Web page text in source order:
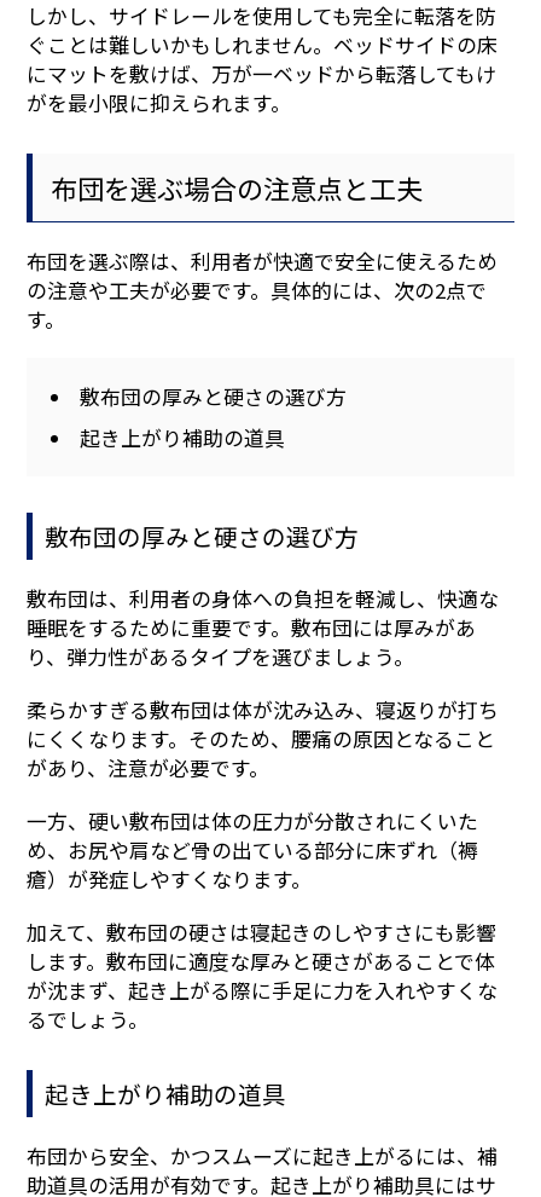
しかし、サイドレールを使用しても完全に転落を防
ぐことは難しいかもしれません。ベッドサイドの床
にマットを敷けば、万が一ベッドから転落してもけ
がを最小限に抑えられます。
布団を選ぶ場合の注意点と工夫
布団を選ぶ際は、利用者が快適で安全に使えるため
の注意や工夫が必要です。具体的には、次の2点で
す。
敷布団の厚みと硬さの選び方
起き上がり補助の道具
敷布団の厚みと硬さの選び方
敷布団は、利用者の身体への負担を軽減し、快適な
睡眠をするために重要です。敷布団には厚みがあ
り、弾力性があるタイプを選びましょう。
柔らかすぎる敷布団は体が沈み込み、寝返りが打ち
にくくなります。そのため、腰痛の原因となること
があり、注意が必要です。
一方、硬い敷布団は体の圧力が分散されにくいた
め、お尻や肩など骨の出ている部分に床ずれ（褥
瘡）が発症しやすくなります。
加えて、敷布団の硬さは寝起きのしやすさにも影響
します。敷布団に適度な厚みと硬さがあることで体
が沈まず、起き上がる際に手足に力を入れやすくな
るでしょう。
起き上がり補助の道具
布団から安全、かつスムーズに起き上がるには、補
助道具の活用が有効です。起き上がり補助具にはサ